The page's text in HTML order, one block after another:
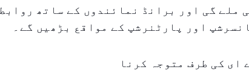
ملے گی اور برانڈ نمائندوں کے ساتھ روابط
اور پارٹنرشپ کے مواقع بڑھیں گے۔
ای کی طرف متوجہ کرنا